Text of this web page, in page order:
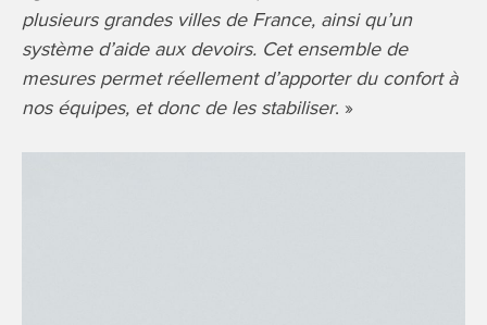
plusieurs grandes villes de France, ainsi qu’un
système d’aide aux devoirs. Cet ensemble de
mesures permet réellement d’apporter du confort à
nos équipes, et donc de les stabiliser. »